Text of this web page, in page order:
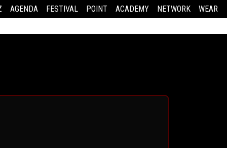
AGENDA FESTIVAL POINT ACADEMY NETWORK WEAR